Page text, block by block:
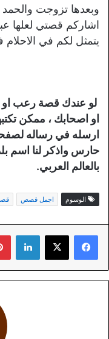
وبعدها تزوجت
اشاركم قصتي لعلها
يتمثل لكم في
لو عندك قصة رعب
او اصحابك ، ممكن
ارسله في رساله
حارس واذكر لنا اسم
بالعالم العربي.
الوسوم اجمل قصص